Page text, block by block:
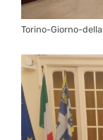
Torino-Giorno-